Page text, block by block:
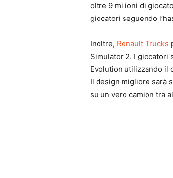
oltre 9 milioni di
giocatori seguendo
Inoltre, Renault Trucks
Simulator 2. I giocatori
Evolution utilizzando il
Il design migliore sarà
su un vero camion tra